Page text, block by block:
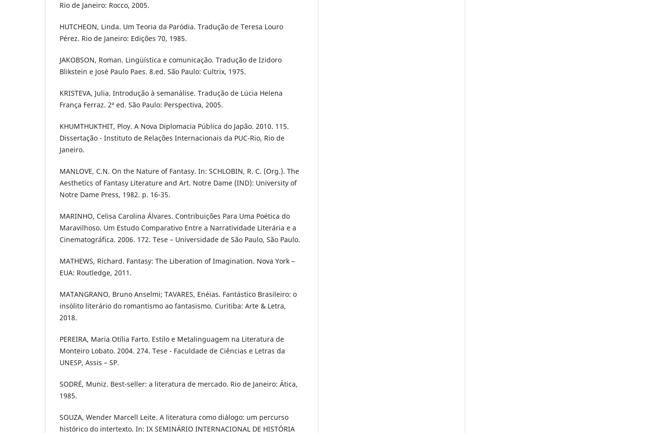
Rio de Janeiro: Rocco, 2005.
HUTCHEON, Linda. Um Teoria da Paródia. Tradução de Teresa Louro
Pérez. Rio de Janeiro: Edições 70, 1985.
JAKOBSON, Roman. Lingüística e comunicação. Tradução de Izidoro
Blikstein e José Paulo Paes. 8.ed. São Paulo: Cultrix, 1975.
KRISTEVA, Julia. Introdução à semanálise. Tradução de Lúcia Helena
França Ferraz. 2ª ed. São Paulo: Perspectiva, 2005.
KHUMTHUKTHIT, Ploy. A Nova Diplomacia Pública do Japão. 2010. 115.
Dissertação - Instituto de Relações Internacionais da PUC-Rio, Rio de
Janeiro.
MANLOVE, C.N. On the Nature of Fantasy. In: SCHLOBIN, R. C. (Org.). The
Aesthetics of Fantasy Literature and Art. Notre Dame (IND): University of
Notre Dame Press, 1982. p. 16-35.
MARINHO, Celisa Carolina Álvares. Contribuições Para Uma Poética do
Maravilhoso. Um Estudo Comparativo Entre a Narratividade Literária e a
Cinematográfica. 2006. 172. Tese – Universidade de São Paulo, São Paulo.
MATHEWS, Richard. Fantasy: The Liberation of Imagination. Nova York –
EUA: Routledge, 2011.
MATANGRANO, Bruno Anselmi; TAVARES, Enéias. Fantástico Brasileiro: o
insólito literário do romantismo ao fantasismo. Curitiba: Arte & Letra,
2018.
PEREIRA, Maria Otília Farto. Estilo e Metalinguagem na Literatura de
Monteiro Lobato. 2004. 274. Tese - Faculdade de Ciências e Letras da
UNESP, Assis – SP.
SODRÉ, Muniz. Best-seller: a literatura de mercado. Rio de Janeiro: Ática,
1985.
SOUZA, Wender Marcell Leite. A literatura como diálogo: um percurso
histórico do intertexto. In: IX SEMINÁRIO INTERNACIONAL DE HISTÓRIA